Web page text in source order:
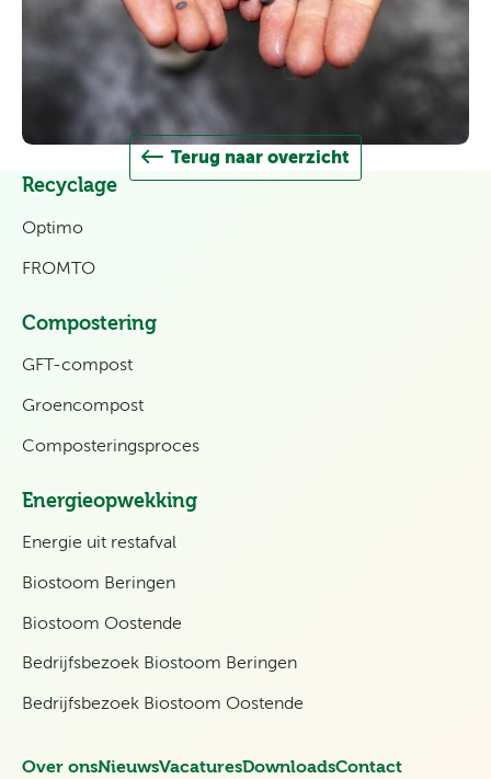
Terug naar overzicht
Recyclage
Optimo
FROMTO
Compostering
GFT-compost
Groencompost
Composteringsproces
Energieopwekking
Energie uit restafval
Biostoom Beringen
Biostoom Oostende
Bedrijfsbezoek Biostoom Beringen
Bedrijfsbezoek Biostoom Oostende
Over onsNieuwsVacaturesDownloadsContact